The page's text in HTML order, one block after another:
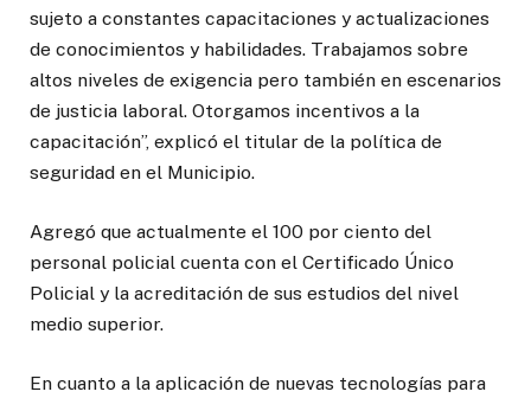
sujeto a constantes capacitaciones y actualizaciones
de conocimientos y habilidades. Trabajamos sobre
altos niveles de exigencia pero también en escenarios
de justicia laboral. Otorgamos incentivos a la
capacitación”, explicó el titular de la política de
seguridad en el Municipio.
Agregó que actualmente el 100 por ciento del
personal policial cuenta con el Certificado Único
Policial y la acreditación de sus estudios del nivel
medio superior.
En cuanto a la aplicación de nuevas tecnologías para